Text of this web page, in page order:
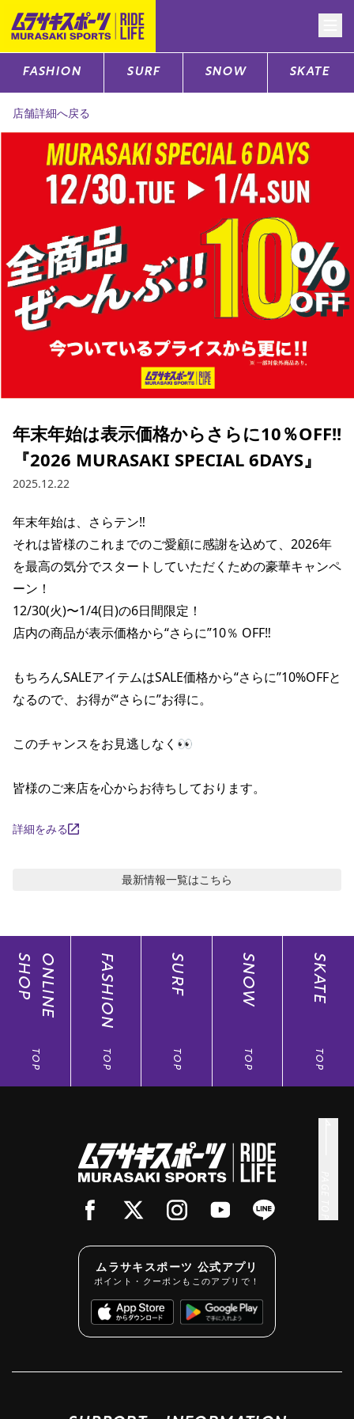
CATEGORY
サーフTOP
スケートTOP
CONTENTS SUPPORT
ご利用ガイド
会員ランク
アフターサポート
よくある質問
ムラサキスポーツ 公式アプリ
FASHION SURF SNOW SKATE
店舗詳細へ戻る
年末年始は表示価格からさらに10％OFF!!
『2026 MURASAKI SPECIAL 6DAYS』
2025.12.22
年末年始は、さらテン‼️
それは皆様のこれまでのご愛顧に感謝を込めて、2026年
を最高の気分でスタートしていただくための豪華キャンペ
ーン！
12/30(火)〜1/4(日)の6日間限定！
店内の商品が表示価格から“さらに”10％ OFF‼️
もちろんSALEアイテムはSALE価格から“さらに”10%OFFと
なるので、お得が“さらに”お得に。
このチャンスをお見逃しなく👀
皆様のご来店を心からお待ちしております。
詳細をみる
最新情報一覧はこちら
ONLINE
SHOP
TOP
FASHION
TOP
SURF
TOP
SNOW
TOP
SKATE
TOP
ムラサキスポーツ 公式アプリ
ポイント・クーポンもこのアプリで！